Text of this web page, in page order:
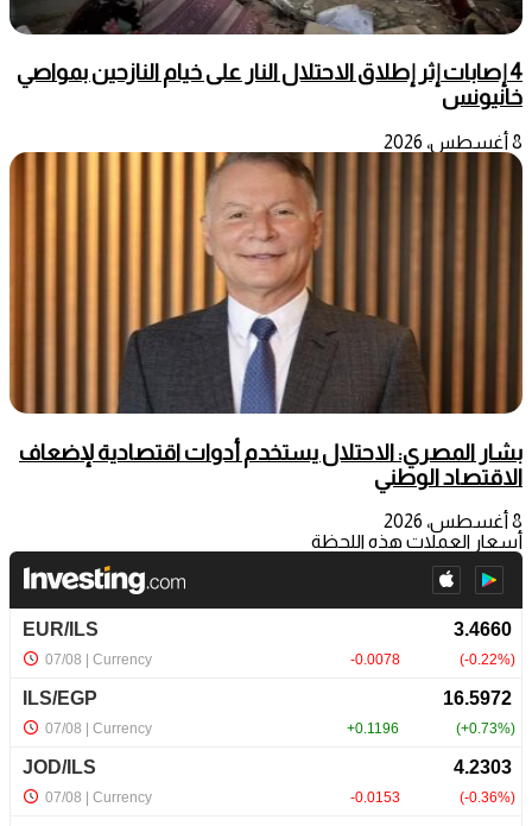
4 إصابات إثر إطلاق الاحتلال النار على خيام النازحين بمواصي
خانيونس
8 أغسطس، 2026
بشار المصري: الاحتلال يستخدم أدوات اقتصادية لإضعاف
الاقتصاد الوطني
8 أغسطس، 2026
أسعار العملات هذه اللحظة